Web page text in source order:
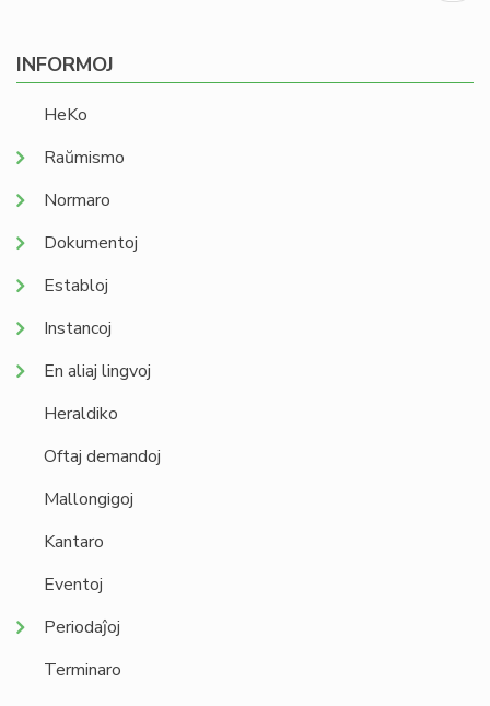
page
INFORMOJ
HeKo
Raŭmismo
Normaro
Dokumentoj
Establoj
Instancoj
En aliaj lingvoj
Heraldiko
Oftaj demandoj
Mallongigoj
Kantaro
Eventoj
Periodaĵoj
Terminaro